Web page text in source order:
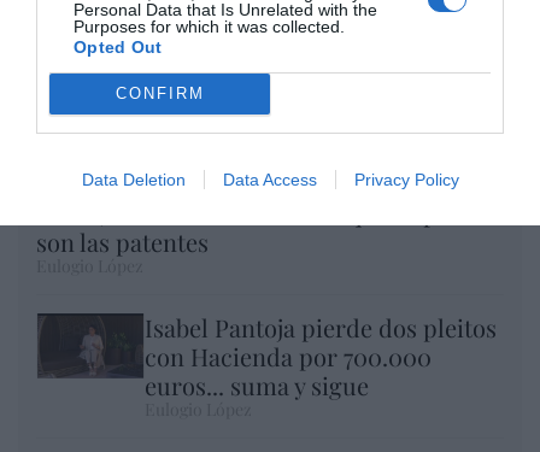
Personal Data that Is Unrelated with the
Purposes for which it was collected.
Opted Out
CONFIRM
Data Deletion Data Access Privacy Policy
son las patentes
Isabel Pantoja pierde dos pleitos
con Hacienda por 700.000
euros... suma y sigue